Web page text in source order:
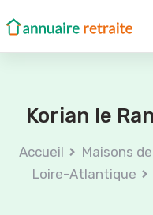
Korian le
Accueil Maisons
Loire-Atlantique